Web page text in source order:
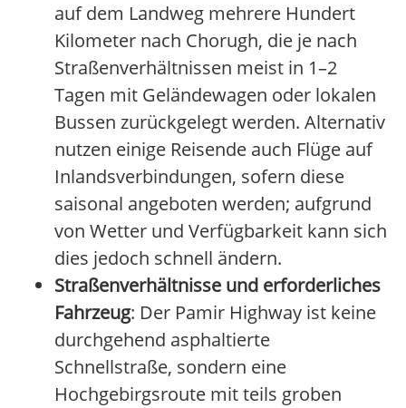
auf dem Landweg mehrere Hundert
Kilometer nach Chorugh, die je nach
Straßenverhältnissen meist in 1–2
Tagen mit Geländewagen oder lokalen
Bussen zurückgelegt werden. Alternativ
nutzen einige Reisende auch Flüge auf
Inlandsverbindungen, sofern diese
saisonal angeboten werden; aufgrund
von Wetter und Verfügbarkeit kann sich
dies jedoch schnell ändern.
Straßenverhältnisse und erforderliches
Fahrzeug: Der Pamir Highway ist keine
durchgehend asphaltierte
Schnellstraße, sondern eine
Hochgebirgsroute mit teils groben